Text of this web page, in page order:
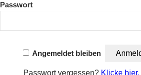
Passwort
Angemeldet bleiben
Passwort vergessen? Klicke